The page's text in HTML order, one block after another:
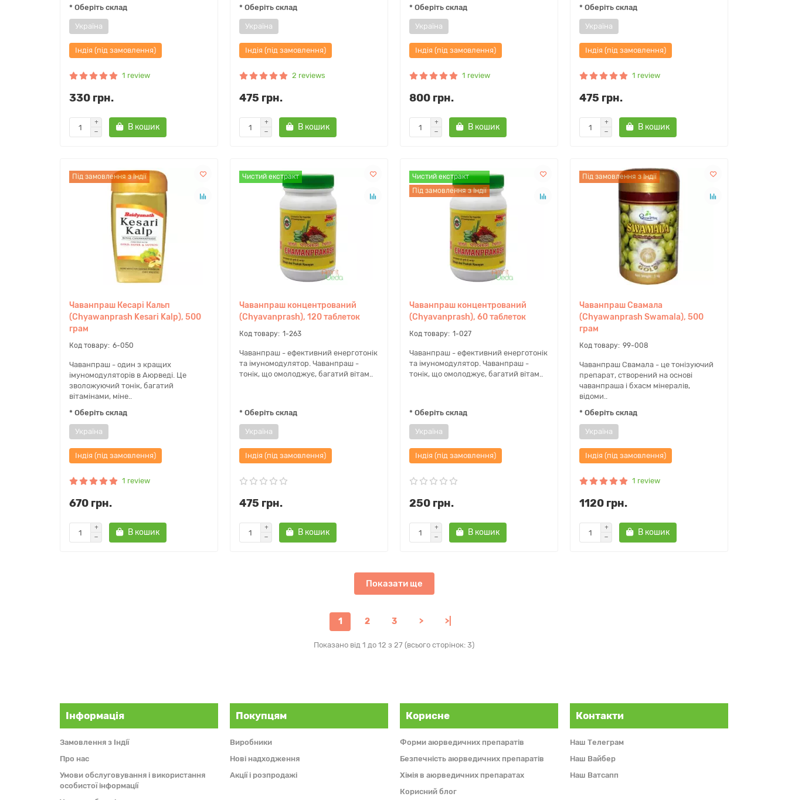
* Оберіть склад
Україна
Індія (під замовлення)
1 review
330 грн.
В кошик
* Оберіть склад
Україна
Індія (під замовлення)
2 reviews
475 грн.
В кошик
* Оберіть склад
Україна
Індія (під замовлення)
1 review
800 грн.
В кошик
* Оберіть склад
Україна
Індія (під замовлення)
1 review
475 грн.
В кошик
Під замовлення з Індії
Чаванпраш Кесарі Кальп
(Chyawanprash Kesari Kalp), 500
грам
6-050
Чаванпраш - один з кращих
імуномодуляторів в Аюрведі. Це
зволожуючий тонік, багатий
вітамінами, міне..
* Оберіть склад
Україна
Індія (під замовлення)
1 review
670 грн.
В кошик
Чистий екстракт
Чаванпраш концентрований
(Chyavanprash), 120 таблеток
1-263
Чаванпраш - ефективний енерготонік
та імуномодулятор. Чаванпраш -
тонік, що омолоджує, багатий вітам..
* Оберіть склад
Україна
Індія (під замовлення)
475 грн.
В кошик
Чистий екстракт
Під замовлення з Індії
Чаванпраш концентрований
(Chyavanprash), 60 таблеток
1-027
Чаванпраш - ефективний енерготонік
та імуномодулятор. Чаванпраш -
тонік, що омолоджує, багатий вітам..
* Оберіть склад
Україна
Індія (під замовлення)
250 грн.
В кошик
Під замовлення з Індії
Чаванпраш Свамала
(Chyawanprash Swamala), 500
грам
99-008
Чаванпраш Свамала - це тонізуючий
препарат, створений на основі
чаванпраша і бхасм мінералів,
відоми..
* Оберіть склад
Україна
Індія (під замовлення)
1 review
1120 грн.
В кошик
Показати ще
1 2 3 > >|
Показано від 1 до 12 з 27 (всього сторінок: 3)
Інформація
Замовлення з Індії
Про нас
Умови обслуговування і використання
особистої інформації
Покупцям
Виробники
Нові надходження
Акції і розпродажі
Корисне
Форми аюрведичних препаратів
Безпечність аюрведичних препаратів
Хімія в аюрведичних препаратах
Корисний блог
Контакти
Наш Телеграм
Наш Вайбер
Наш Ватсапп